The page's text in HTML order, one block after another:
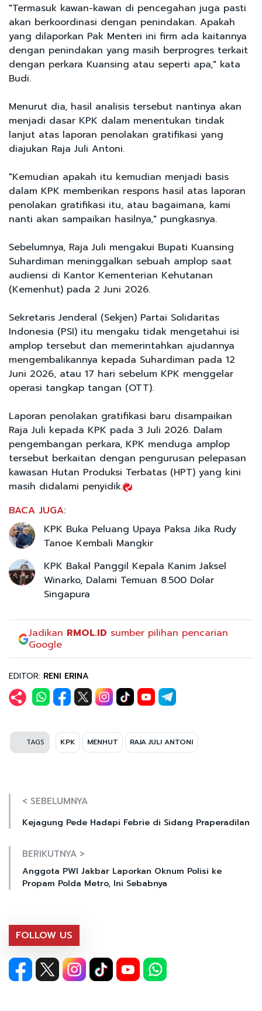
"Termasuk kawan-kawan di pencegahan juga pasti
akan berkoordinasi dengan penindakan. Apakah
yang dilaporkan Pak Menteri ini firm ada kaitannya
dengan penindakan yang masih berprogres terkait
dengan perkara Kuansing atau seperti apa," kata
Budi.
Menurut dia, hasil analisis tersebut nantinya akan
menjadi dasar KPK dalam menentukan tindak
lanjut atas laporan penolakan gratifikasi yang
diajukan Raja Juli Antoni.
"Kemudian apakah itu kemudian menjadi basis
dalam KPK memberikan respons hasil atas laporan
penolakan gratifikasi itu, atau bagaimana, kami
nanti akan sampaikan hasilnya," pungkasnya.
Sebelumnya, Raja Juli mengakui Bupati Kuansing
Suhardiman meninggalkan sebuah amplop saat
audiensi di Kantor Kementerian Kehutanan
(Kemenhut) pada 2 Juni 2026.
Sekretaris Jenderal (Sekjen) Partai Solidaritas
Indonesia (PSI) itu mengaku tidak mengetahui isi
amplop tersebut dan memerintahkan ajudannya
mengembalikannya kepada Suhardiman pada 12
Juni 2026, atau 17 hari sebelum KPK menggelar
operasi tangkap tangan (OTT).
Laporan penolakan gratifikasi baru disampaikan
Raja Juli kepada KPK pada 3 Juli 2026. Dalam
pengembangan perkara, KPK menduga amplop
tersebut berkaitan dengan pengurusan pelepasan
kawasan Hutan Produksi Terbatas (HPT) yang kini
masih didalami penyidik.
BACA JUGA:
KPK Buka Peluang Upaya Paksa Jika Rudy
Tanoe Kembali Mangkir
KPK Bakal Panggil Kepala Kanim Jaksel
Winarko, Dalami Temuan 8.500 Dolar
Singapura
Jadikan RMOL.ID sumber pilihan pencarian
Google
EDITOR: RENI ERINA
TAGS KPK MENHUT RAJA JULI ANTONI
< SEBELUMNYA
Kejagung Pede Hadapi Febrie di Sidang Praperadilan
BERIKUTNYA >
Anggota PWI Jakbar Laporkan Oknum Polisi ke
Propam Polda Metro, Ini Sebabnya
FOLLOW US